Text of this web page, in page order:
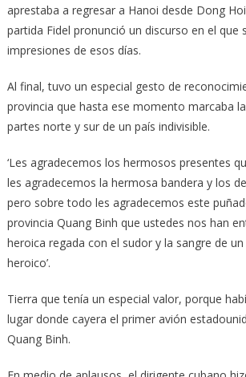
aprestaba a regresar a Hanoi desde Dong
partida Fidel pronunció un discurso en el que
impresiones de esos días.
Al final, tuvo un especial gesto de
provincia que hasta ese momento marcaba
partes norte y sur de un país indivisible.
‘Les agradecemos los hermosos presentes
les agradecemos la hermosa bandera y los
pero sobre todo les agradecemos este
provincia Quang Binh que ustedes nos han
heroica regada con el sudor y la sangre de
heroico’.
Tierra que tenía un especial valor, porque
lugar donde cayera el primer avión
Quang Binh.